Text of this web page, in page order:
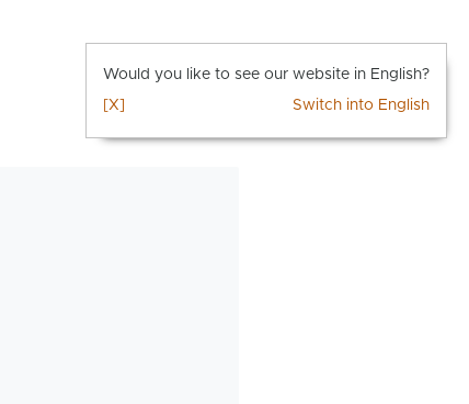
Would you like to see our website in English?
Switch into English
[X]